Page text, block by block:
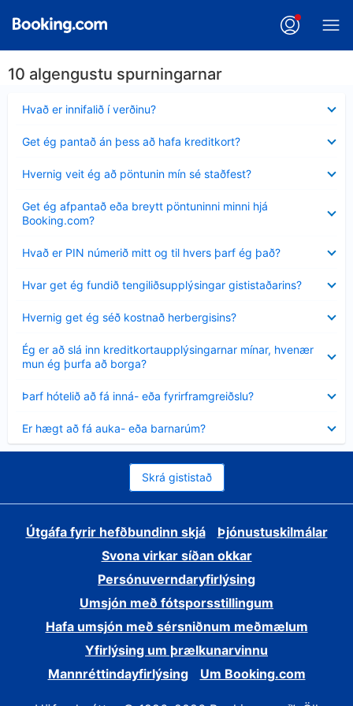
10 algengustu spurningarnar
Hvað er innifalið í verðinu?
sýnt
Get ég pantað án þess að hafa kreditkort?
sýnt
Hvernig veit ég að pöntunin mín sé staðfest?
sýnt
Get ég afpantað eða breytt pöntuninni minni hjá
Booking.com?
sýnt
Hvað er PIN númerið mitt og til hvers þarf ég það?
sýnt
Hvar get ég fundið tengiliðsupplýsingar gististaðarins?
sýnt
Hvernig get ég séð kostnað herbergisins?
sýnt
Ég er að slá inn kreditkortaupplýsingarnar mínar, hvenær
mun ég þurfa að borga?
Minna
sýnt
Þarf hótelið að fá inná- eða fyrirframgreiðslu?
sýnt
Er hægt að fá auka- eða barnarúm?
sýnt
Skrá gististað
Útgáfa fyrir hefðbundinn skjá
Þjónustuskilmálar
Svona virkar síðan okkar
Persónuverndaryfirlýsing
Umsjón með fótsporsstillingum
Hafa umsjón með sérsniðnum meðmælum
Yfirlýsing um þrælkunarvinnu
Mannréttindayfirlýsing
Um Booking.com